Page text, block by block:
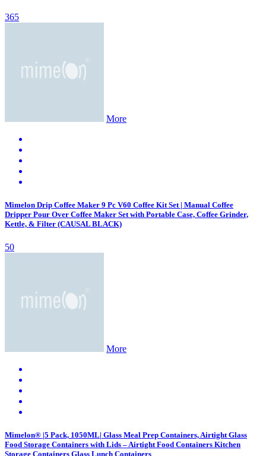
365
More
Mimelon Drip Coffee Maker 9 Pc V60 Coffee Kit Set | Manual Coffee
Dripper Pour Over Coffee Maker Set with Portable Case, Coffee Grinder,
Kettle, & Filter (CAUSAL BLACK)
50
More
Mimelon® |5 Pack, 1050ML| Glass Meal Prep Containers, Airtight Glass
Food Storage Containers with Lids – Airtight Food Containers Kitchen
Storage Containers Glass Lunch Containers